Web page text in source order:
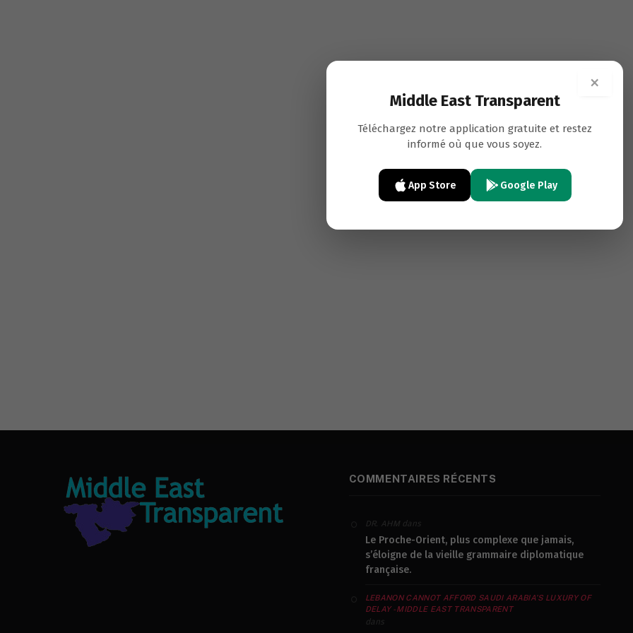
COMMENTAIRES RÉCENTS
DR. AHMdans
Le Proche-Orient, plus complexe que jamais,
s’éloigne de la vieille grammaire diplomatique
française.
LEBANON CANNOT AFFORD SAUDI ARABIA’S LUXURY OF
DELAY - MIDDLE EAST TRANSPARENT
dans
×
Middle East Transparent
Téléchargez notre application gratuite et restez
informé où que vous soyez.
App Store Google Play